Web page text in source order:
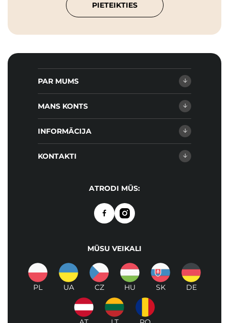
PIETEIKTIES
PAR MUMS
MANS KONTS
INFORMĀCIJA
KONTAKTI
ATRODI MŪS:
MŪSU VEIKALI
PL UA CZ HU SK DE